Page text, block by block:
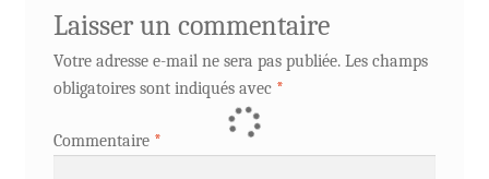
Laisser un commentaire
Votre adresse e-mail ne sera pas publiée. Les champs
obligatoires sont indiqués avec *
Commentaire *